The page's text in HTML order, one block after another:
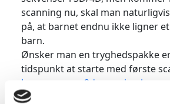
scanning nu, skal man
på, at barnet endnu ikke ligner
barn.
Ønsker man en tryghedspakke
tidspunkt at starte med første
Læs mere om 2d scanning her
Læs mere om 3d scanning her